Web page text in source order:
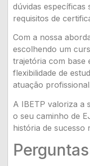
dúvidas
requisitos de
Com a nossa
escolhendo um
trajetória com base
flexibilidade de
atuação
A IBETP valoriza a
o seu caminho de
história de sucesso